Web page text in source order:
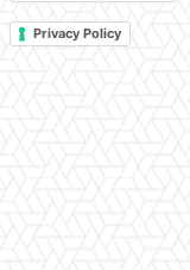
Privacy Policy